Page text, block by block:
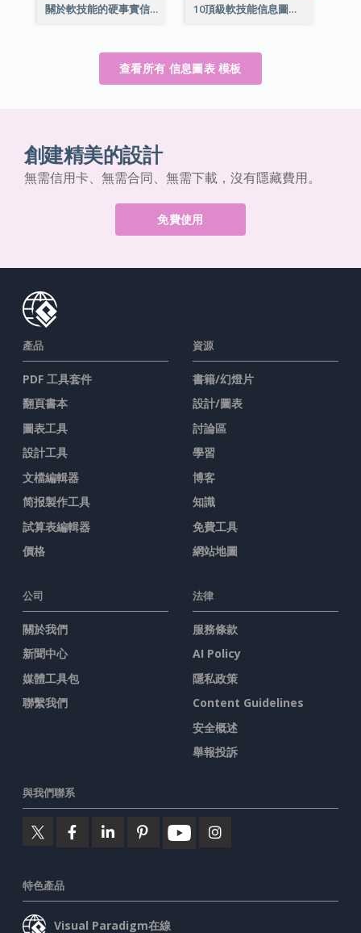
關於軟技能的硬事實信息圖表 10頂級軟技能信息圖表
查看所有 信息圖表 模板
創建精美的設計
無需信用卡、無需合同、無需下載，沒有隱藏費用。
免費使用
產品
PDF 工具套件
翻頁書本
圖表工具
設計工具
文檔編輯器
简报製作工具
試算表編輯器
價格
資源
書籍/幻燈片
設計/圖表
討論區
學習
博客
知識
免費工具
網站地圖
公司
關於我們
新聞中心
媒體工具包
聯繫我們
法律
服務條款
AI Policy
隱私政策
Content Guidelines
安全概述
舉報投訴
與我們聯系
特色產品
Visual Paradigm在線